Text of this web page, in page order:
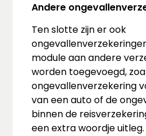
Andere
Ten slotte zijn er ook
module aan andere
worden toegevoegd,
ongevallenverzekering
van een auto of de
binnen de
een extra woordje uitleg.